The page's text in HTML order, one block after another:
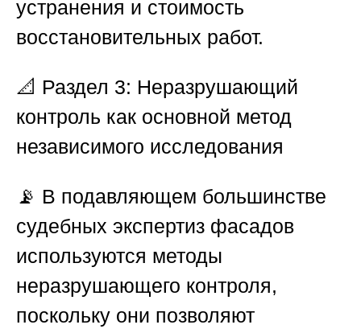
устранения и стоимость
восстановительных работ.
📐 Раздел 3: Неразрушающий
контроль как основной метод
независимого исследования
📡 В подавляющем большинстве
судебных экспертиз фасадов
используются методы
неразрушающего контроля,
поскольку они позволяют